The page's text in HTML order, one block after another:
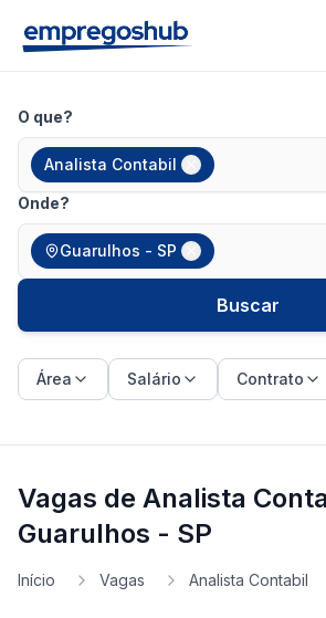
O que?
Analista Contabil
Onde?
Guarulhos - SP
Buscar
Área Salário Contrato
Vagas de Analista
Guarulhos - SP
Início Vagas Analista Contabil